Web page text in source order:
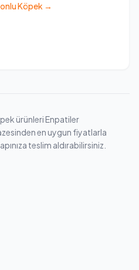
Köpek →
ürünleri Enpatiler
en uygun fiyatlarla
teslim aldırabilirsiniz.